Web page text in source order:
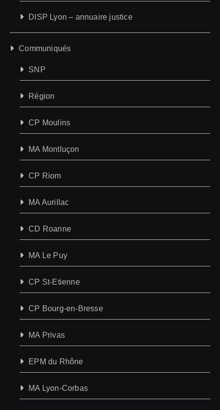
DISP Lyon – annuaire justice
Communiqués
SNP
Région
CP Moulins
MA Montluçon
CP Riom
MA Aurillac
CD Roanne
MA Le Puy
CP St-Etienne
CP Bourg-en-Bresse
MA Privas
EPM du Rhône
MA Lyon-Corbas